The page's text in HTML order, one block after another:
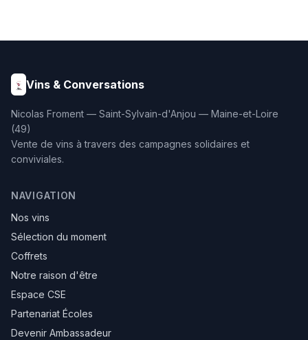
Vins & Conversations
Nicolas Froment — Saint-Sylvain-d'Anjou — Maine-et-Loire
(49)
Vente de vins à travers des campagnes solidaires et
conviviales.
NAVIGATION
Nos vins
Sélection du moment
Coffrets
Notre raison d'être
Espace CSE
Partenariat Écoles
Devenir Ambassadeur